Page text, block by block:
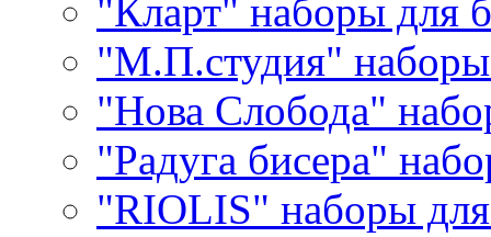
"Кларт" наборы для
"М.П.студия"
"Нова Слобода"
"Радуга бисера"
"RIOLIS" наборы